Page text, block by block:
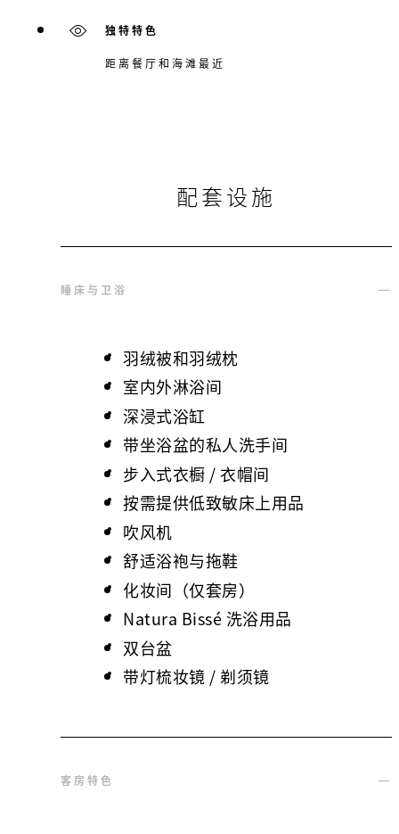
独特特色
距离餐厅和海滩最近
配套设施
睡床与卫浴
羽绒被和羽绒枕
室内外淋浴间
深浸式浴缸
带坐浴盆的私人洗手间
步入式衣橱 / 衣帽间
按需提供低致敏床上用品
吹风机
舒适浴袍与拖鞋
化妆间（仅套房）
Natura Bissé 洗浴用品
双台盆
带灯梳妆镜 / 剃须镜
客房特色